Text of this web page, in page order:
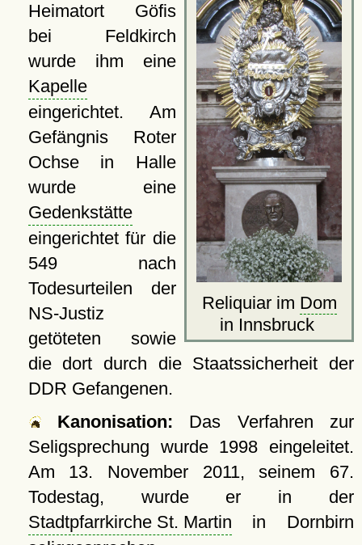
Reliquiar im Dom
in Innsbruck
Heimatort Göfis
bei Feldkirch
wurde ihm eine
Kapelle
eingerichtet. Am
Gefängnis Roter
Ochse in Halle
wurde eine
Gedenkstätte
eingerichtet für die
549 nach
Todesurteilen der
NS-Justiz
getöteten sowie
die dort durch die Staatssicherheit der
DDR Gefangenen.
Kanonisation: Das Verfahren zur
Seligsprechung wurde 1998 eingeleitet.
Am 13. November 2011, seinem 67.
Todestag, wurde er in der
Stadtpfarrkirche St. Martin in Dornbirn